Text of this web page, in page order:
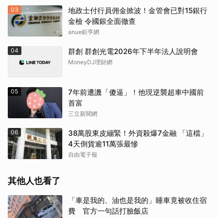
03
地政士付行員佣金掀波！金管會已對15銀行
金檢 令國銀全面徹查
anue鉅亨網
04 群創 群創光電2026年下半年法人說明會
MoneyDJ理財網
05
7年前遭譏「傻逼」！他現逆襲超車中國前
首富
三立新聞網
06
38萬股東皮繃緊！外資殺爆7金融 「這檔」
4天倒貨逾11萬張最慘
自由電子報
其他人也看了
「車是我的、油也是我的」睡車竟被收住宿
費 官方一句話打臉飯店